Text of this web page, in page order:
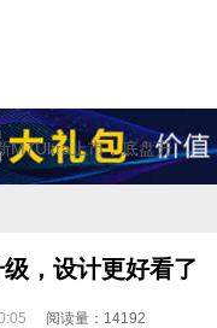
M7Ultra上市，底盘升
，设计更好看了
阅读量：14192